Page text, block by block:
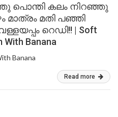
പൊന്തി കലം നിറഞ്ഞു
മതി പഞ്ഞി
റെഡി!! | Soft
With Banana
Banana
Read more